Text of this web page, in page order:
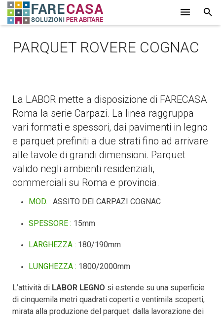
LAVORI
PROMOZIONI
PARTNER
CONTATTI
PARQUET ROVERE COGNAC
La LABOR mette a disposizione di FARECASA
Roma la serie Carpazi. La linea raggruppa
vari formati e spessori, dai pavimenti in legno
e parquet prefiniti a due strati fino ad arrivare
alle tavole di grandi dimensioni. Parquet
valido negli ambienti residenziali,
commerciali su Roma e provincia.
MOD. : ASSITO DEI CARPAZI COGNAC
SPESSORE : 15mm
LARGHEZZA : 180/190mm
LUNGHEZZA : 1800/2000mm
L’attività di LABOR LEGNO si estende su una superficie
di cinquemila metri quadrati coperti e ventimila scoperti,
mirata alla produzione del parquet: dalla lavorazione dei